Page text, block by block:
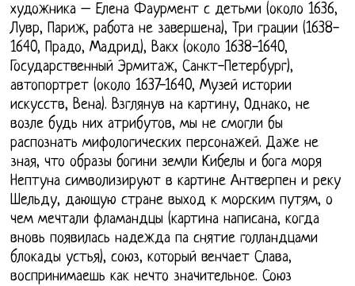
художника – Елена Фаурмент с детьми (около 1636,
Лувр, Париж, работа не завершена), Три грации (1638-
1640, Прадо, Мадрид), Вакх (около 1638-1640,
Государственный Эрмитаж, Санкт-Петербург),
автопортрет (около 1637-1640, Музей истории
искусств, Вена). Взглянув на картину, Однако, не
возле будь них атрибутов, мы не смогли бы
распознать мифологических персонажей. Даже не
зная, что образы богини земли Кибелы и бога моря
Нептуна символизируют в картине Антверпен и реку
Шельду, дающую стране выход к морским путям, о
чем мечтали фламандцы (картина написана, когда
вновь появилась надежда па снятие голландцами
блокады устья), союз, который венчает Слава,
воспринимаешь как нечто значительное. Союз